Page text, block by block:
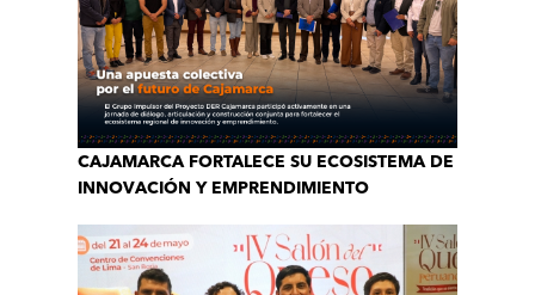
CAJAMARCA FORTALECE SU ECOSISTEMA DE
INNOVACIÓN Y EMPRENDIMIENTO